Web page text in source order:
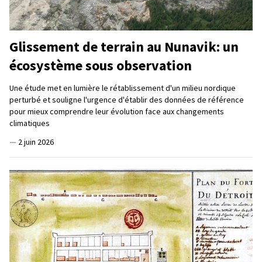
Glissement de terrain au Nunavik: un
écosystème sous observation
Une étude met en lumière le rétablissement d'un milieu nordique
perturbé et souligne l'urgence d'établir des données de référence
pour mieux comprendre leur évolution face aux changements
climatiques
— 2 juin 2026